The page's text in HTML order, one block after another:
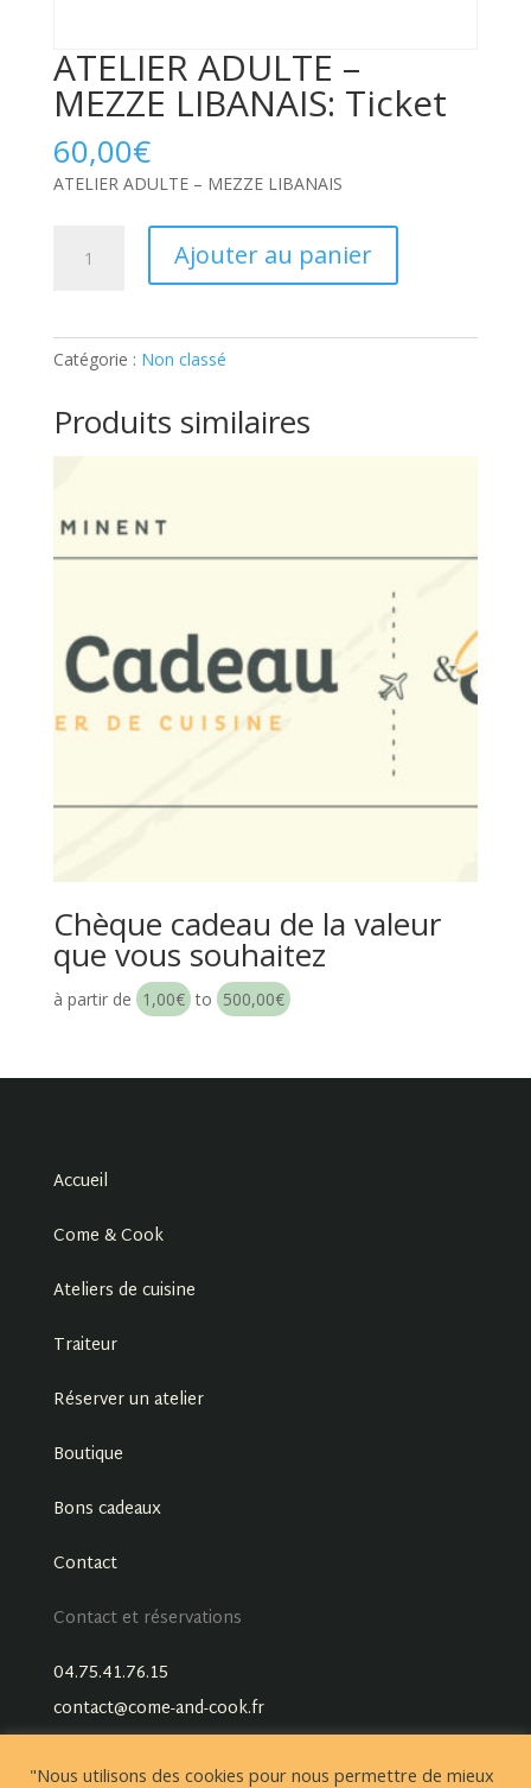
ATELIER ADULTE –
MEZZE LIBANAIS: Ticket
60,00€
ATELIER ADULTE – MEZZE LIBANAIS
MEZZE
Ticket
Ajouter au panier
Catégorie : Non classé
Produits similaires
Chèque cadeau de la valeur
que vous souhaitez
à partir de 1,00€ to 500,00€
Accueil
Come & Cook
Ateliers de cuisine
Traiteur
Réserver un atelier
Boutique
Bons cadeaux
Contact
Contact et réservations
04.75.41.76.15
contact@come-and-cook.fr
"Nous utilisons des cookies pour nous permettre de mieux